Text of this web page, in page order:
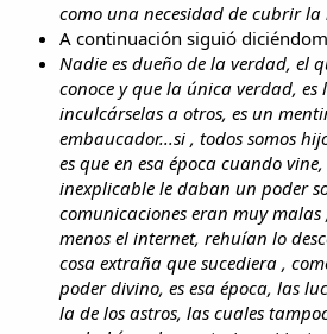
como una necesidad de cubrir la
A continuación siguió
Nadie es dueño de la verdad, el
conoce y que la única verdad, es
inculcárselas a otros, es un
embaucador...si , todos somos
es que en esa época cuando
inexplicable le daban un poder
comunicaciones eran muy malas
menos el internet, rehuían lo
cosa extraña que sucediera ,
poder divino, es esa época, las
la de los astros, las cuales